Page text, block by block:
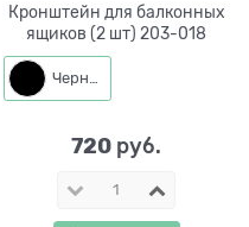
Кронштейн для балконных
ящиков (2 шт) 203-018
Черный
720 руб.